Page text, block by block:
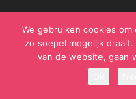
© Samen Zwanger -
We gebruiken cookies
zo soepel mogelijk
van de website, gaan